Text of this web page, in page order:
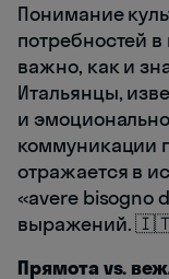
Понимание
потребностей
важно, как и
Итальянцы,
и
коммуникации
отражается в
«avere bisogno
выражений.
Прямота vs.